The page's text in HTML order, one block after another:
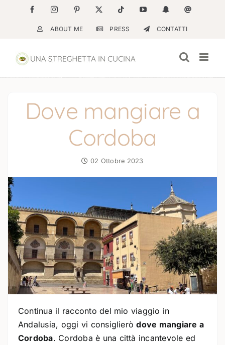
contenuto
FacebookInstagramPinterest Tiktok YouTubeSnapchatEmail
ABOUT ME PRESS CONTATTI
Dove mangiare a
Cordoba
02 Ottobre 2023
Continua il racconto del mio viaggio in
Andalusia, oggi vi consiglieròdove mangiare a
Cordoba. Cordoba è una città incantevole ed